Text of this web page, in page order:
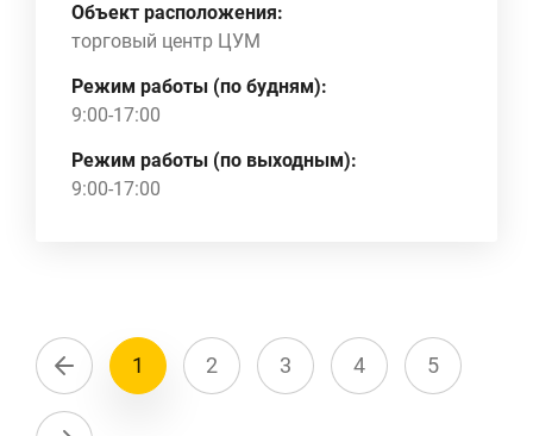
Объект расположения:
торговый центр ЦУМ
Режим работы (по будням):
9:00-17:00
Режим работы (по выходным):
9:00-17:00
1 2 3 4 5